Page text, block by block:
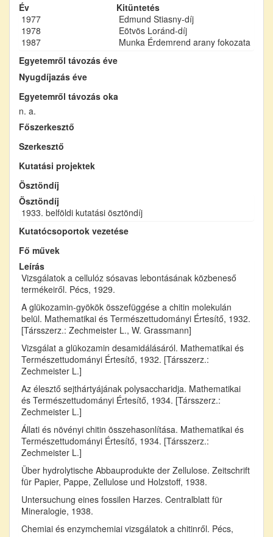
Év
Kitüntetés
1977
Edmund Stiasny-díj
1978
Eötvös Loránd-díj
1987
Munka Érdemrend arany fokozata
Egyetemről távozás éve
Nyugdíjazás éve
Egyetemről távozás oka
n. a.
Főszerkesztő
Szerkesztő
Kutatási projektek
Ösztöndíj
Ösztöndíj
1933. belföldi kutatási ösztöndíj
Kutatócsoportok vezetése
Fő művek
Leírás
Vizsgálatok a cellulóz sósavas lebontásának közbeneső
termékeiről. Pécs, 1929.
A glükozamin-gyökök összefüggése a chitin molekulán
belül. Mathematikai és Természettudományi Értesítő, 1932.
[Társszerz.: Zechmeister L., W. Grassmann]
Vizsgálat a glükozamin desamidálásáról. Mathematikai és
Természettudományi Értesítő, 1932. [Társszerz.:
Zechmeister L.]
Az élesztő sejthártyájának polysaccharidja. Mathematikai
és Természettudományi Értesítő, 1934. [Társszerz.:
Zechmeister L.]
Állati és növényi chitin összehasonlítása. Mathematikai és
Természettudományi Értesítő, 1934. [Társszerz.:
Zechmeister L.]
Über hydrolytische Abbauprodukte der Zellulose. Zeitschrift
für Papier, Pappe, Zellulose und Holzstoff, 1938.
Untersuchung eines fossilen Harzes. Centralblatt für
Mineralogie, 1938.
Chemiai és enzymchemiai vizsgálatok a chitinről. Pécs,